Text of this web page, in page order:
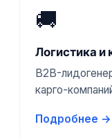
🚚
Логистика и
B2B-
карго-
Подробнее →